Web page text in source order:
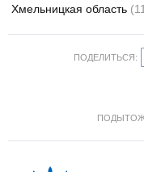
Хмельницкая область
ПОДЕЛИТЬСЯ: